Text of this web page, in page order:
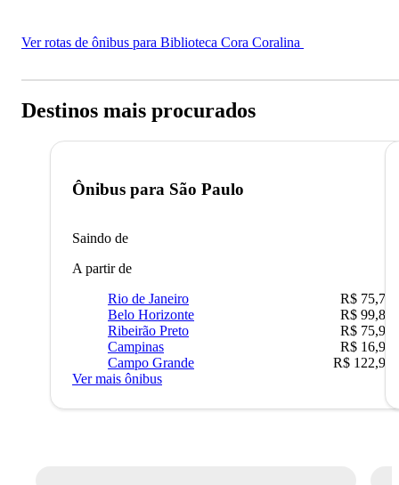
Ver rotas de ônibus para Biblioteca Cora Coralina
Destinos mais procurados
Ônibus para São Paulo
Saindo de
A partir de
Rio de Janeiro
R$ 75,77
Belo Horizonte
R$ 99,89
Ribeirão Preto
R$ 75,90
Campinas
R$ 16,90
Campo Grande
R$ 122,90
Ver mais ônibus